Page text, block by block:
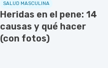
SALUD MASCULINA
Heridas en el pene: 14
causas y qué hacer
(con fotos)